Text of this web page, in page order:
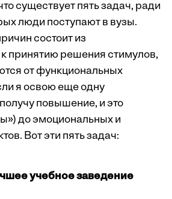
существует пять задач, ради
люди поступают в вузы.
состоит из
принятию решения стимулов,
от функциональных
я освою еще одну
повышение, и это
до эмоциональных и
Вот эти пять задач:
учебное заведение